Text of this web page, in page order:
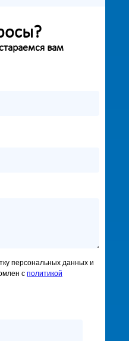
вам
персональных данных и
с политикой